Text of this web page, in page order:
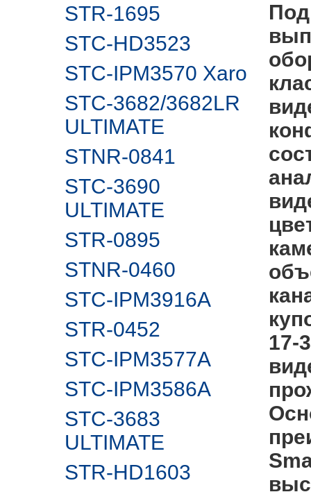
STR-1695
STC-HD3523
STC-IPM3570 Xaro
STC-3682/3682LR
ULTIMATE
STNR-0841
STC-3690
ULTIMATE
STR-0895
STNR-0460
STC-IPM3916A
STR-0452
STC-IPM3577A
STC-IPM3586A
STC-3683
ULTIMATE
STR-HD1603
17-